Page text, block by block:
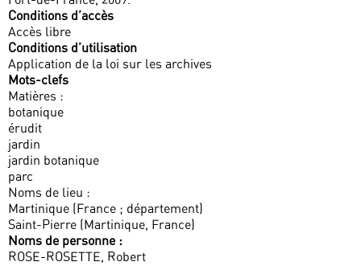
Conditions d’accès
Accès libre
Conditions d’utilisation
Application de la loi sur les archives
Mots-clefs
Matières :
botanique
érudit
jardin
jardin botanique
parc
Noms de lieu :
Martinique (France ; département)
Saint-Pierre (Martinique, France)
Noms de personne :
ROSE-ROSETTE, Robert